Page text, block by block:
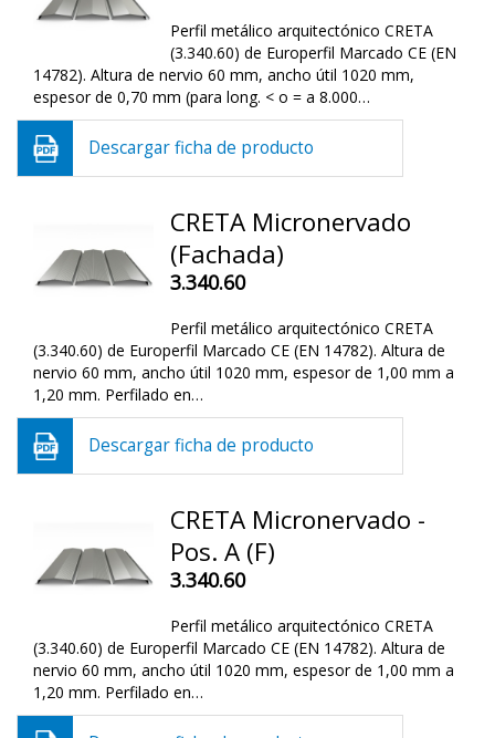
Perfil metálico arquitectónico CRETA
(3.340.60) de Europerfil Marcado CE (EN
14782). Altura de nervio 60 mm, ancho útil 1020 mm,
espesor de 0,70 mm (para long. < o = a 8.000…
Descargar ficha de producto
CRETA Micronervado
(Fachada)
3.340.60
Perfil metálico arquitectónico CRETA
(3.340.60) de Europerfil Marcado CE (EN 14782). Altura de
nervio 60 mm, ancho útil 1020 mm, espesor de 1,00 mm a
1,20 mm. Perfilado en…
Descargar ficha de producto
CRETA Micronervado -
Pos. A (F)
3.340.60
Perfil metálico arquitectónico CRETA
(3.340.60) de Europerfil Marcado CE (EN 14782). Altura de
nervio 60 mm, ancho útil 1020 mm, espesor de 1,00 mm a
1,20 mm. Perfilado en…